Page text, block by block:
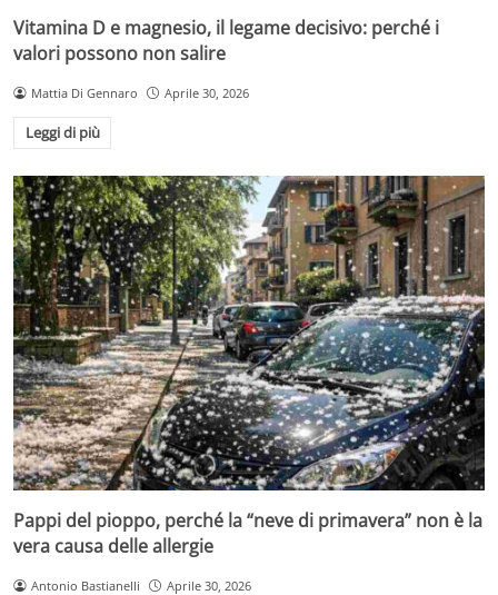
Vitamina D e magnesio, il legame decisivo: perché i
valori possono non salire
Mattia Di Gennaro Aprile 30, 2026
Leggi di più
Pappi del pioppo, perché la “neve di primavera” non è la
vera causa delle allergie
Antonio Bastianelli Aprile 30, 2026